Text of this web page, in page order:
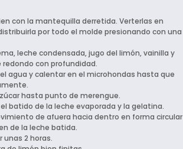
con la mantequilla derretida. Verterlas en
por todo el molde presionando con una
leche condensada, jugo del limón, vainilla y
redondo con profundidad.
agua y calentar en el microhondas hasta que
hasta punto de merengue.
batido de la leche evaporada y la gelatina.
de afuera hacia dentro en forma circular
de la leche batida.
unas 2 horas.